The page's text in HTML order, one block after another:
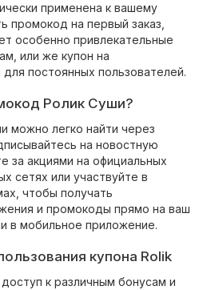
применена к вашему
промокод на первый заказ,
особенно привлекательные
или же купон на
постоянных пользователей.
Ролик Суши?
можно легко найти через
на новостную
за акциями на официальных
сетях или участвуйте в
чтобы получать
и промокоды прямо на ваш
в мобильное приложение.
купона Rolik
к различным бонусам и